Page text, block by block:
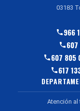
03183
966
607 805
617
Atención al